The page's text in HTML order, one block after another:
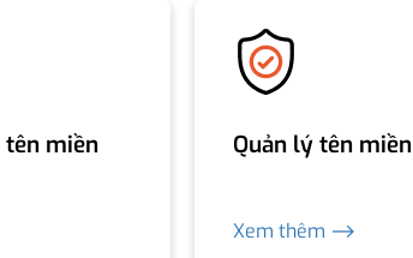
tên miền
Quản lý tên miền
Xem thêm ⟶